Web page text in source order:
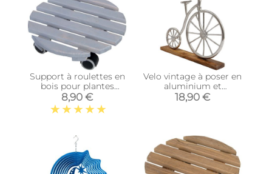
Support à roulettes en
bois pour plantes
d'intérieur (Rond - Gris)
8,90 €
Velo vintage à poser en
aluminium et
manguier
18,90 €